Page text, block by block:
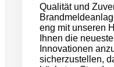
Qualität und
eng mit unseren
Ihnen die
Innovationen
sicherzustellen,